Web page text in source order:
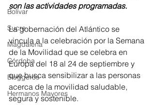
Bolívar
Sucre
Magdalena
Córdoba
Bloggeros
Hermanos Mayores
son las actividades programadas.
La gobernación del Atlántico se
vincula a la celebración por la Semana
de la Movilidad que se celebra en
Europa del 18 al 24 de septiembre y
que busca sensibilizar a las personas
acerca de la movilidad saludable,
segura y sostenible.